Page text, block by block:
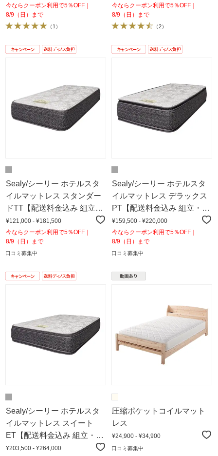
今ならクーポン利用で5％OFF｜
8/9（日）まで
（ 1 ）
今ならクーポン利用で5％OFF｜
8/9（日）まで
（2）
Sealy/シーリー ホテルスタ
イルマットレス スタンダー
ドTT【配送料金込み 組立・
設置サービス付き】
¥121,000 - ¥181,500
今ならクーポン利用で5％OFF｜
8/9（日）まで
口コミ募集中
Sealy/シーリー ホテルスタ
イルマットレス デラックス
PT【配送料金込み 組立・設
置サービス付き】
¥159,500 - ¥220,000
今ならクーポン利用で5％OFF｜
8/9（日）まで
口コミ募集中
Sealy/シーリー ホテルスタ
イルマットレス スイート
ET【配送料金込み 組立・設
置サービス付き】
¥203,500 - ¥264,000
圧縮ポケットコイルマット
レス
¥24,900 - ¥34,900
口コミ募集中